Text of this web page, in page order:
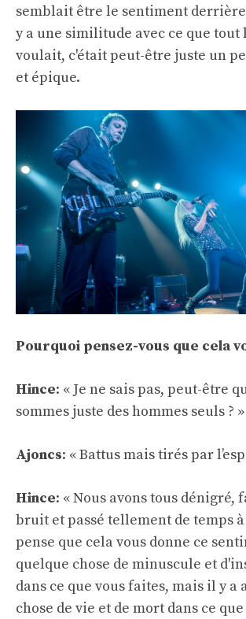
semblait être le sentiment
y a une similitude avec ce que tout
voulait, c'était peut-être juste un
et épique.
Pourquoi pensez-vous que cela
Hince: « Je ne sais pas, peut-être
sommes juste des hommes seuls ? »
Ajoncs: « Battus mais tirés par
Hince: « Nous avons tous dénigré,
bruit et passé tellement de temps
pense que cela vous donne ce
quelque chose de minuscule et
dans ce que vous faites, mais il y a
chose de vie et de mort dans ce